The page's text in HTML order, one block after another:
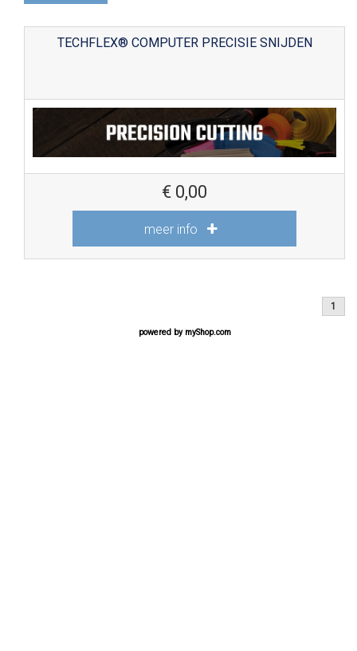
TECHFLEX® COMPUTER PRECISIE SNIJDEN
€ 0,00
meer info
1
powered by myShop.com